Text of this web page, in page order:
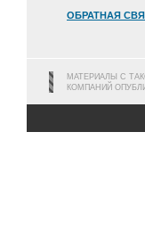
ОБРАТНАЯ
МАТЕРИАЛЫ С
КОМПАНИЙ